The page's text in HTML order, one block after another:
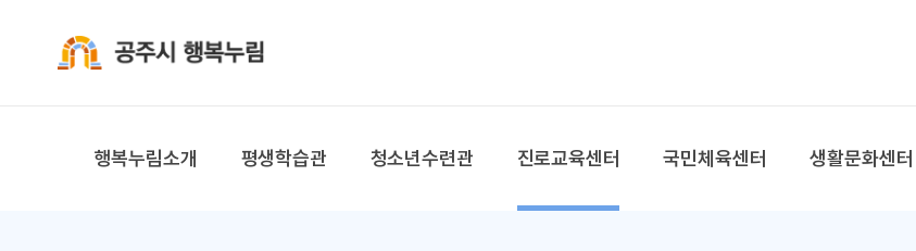
행복누림소개 평생학습관 청소년수련관 진로교육센터 국민체육센터 생활문화센터